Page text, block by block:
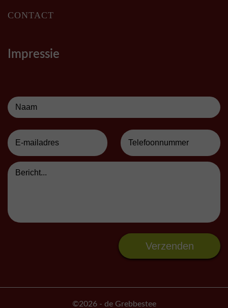
CONTACT
Impressie
©2026- de Grebbestee